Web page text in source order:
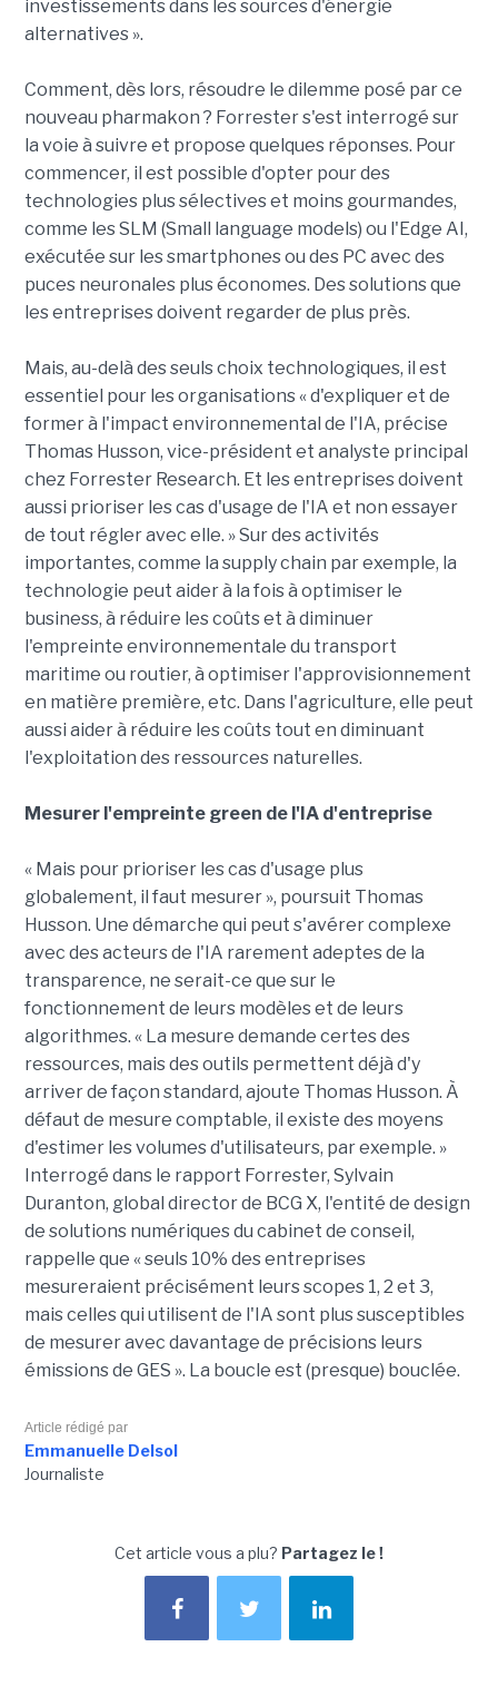
investissements dans les sources d'énergie
alternatives ».
Comment, dès lors, résoudre le dilemme posé par ce
nouveau pharmakon ? Forrester s'est interrogé sur
la voie à suivre et propose quelques réponses. Pour
commencer, il est possible d'opter pour des
technologies plus sélectives et moins gourmandes,
comme les SLM (Small language models) ou l'Edge AI,
exécutée sur les smartphones ou des PC avec des
puces neuronales plus économes. Des solutions que
les entreprises doivent regarder de plus près.
Mais, au-delà des seuls choix technologiques, il est
essentiel pour les organisations « d'expliquer et de
former à l'impact environnemental de l'IA, précise
Thomas Husson, vice-président et analyste principal
chez Forrester Research. Et les entreprises doivent
aussi prioriser les cas d'usage de l'IA et non essayer
de tout régler avec elle. » Sur des activités
importantes, comme la supply chain par exemple, la
technologie peut aider à la fois à optimiser le
business, à réduire les coûts et à diminuer
l'empreinte environnementale du transport
maritime ou routier, à optimiser l'approvisionnement
en matière première, etc. Dans l'agriculture, elle peut
aussi aider à réduire les coûts tout en diminuant
l'exploitation des ressources naturelles.
Mesurer l'empreinte green de l'IA d'entreprise
« Mais pour prioriser les cas d'usage plus
globalement, il faut mesurer », poursuit Thomas
Husson. Une démarche qui peut s'avérer complexe
avec des acteurs de l'IA rarement adeptes de la
transparence, ne serait-ce que sur le
fonctionnement de leurs modèles et de leurs
algorithmes. « La mesure demande certes des
ressources, mais des outils permettent déjà d'y
arriver de façon standard, ajoute Thomas Husson. À
défaut de mesure comptable, il existe des moyens
d'estimer les volumes d'utilisateurs, par exemple. »
Interrogé dans le rapport Forrester, Sylvain
Duranton, global director de BCG X, l'entité de design
de solutions numériques du cabinet de conseil,
rappelle que « seuls 10% des entreprises
mesureraient précisément leurs scopes 1, 2 et 3,
mais celles qui utilisent de l'IA sont plus susceptibles
de mesurer avec davantage de précisions leurs
émissions de GES ». La boucle est (presque) bouclée.
Article rédigé par
Emmanuelle Delsol
Journaliste
Cet article vous a plu? Partagez le !